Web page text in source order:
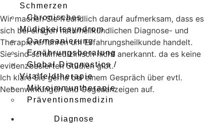
Schmerzen
Chronisches
Müdigkeits­syndrom
Darmsanierung
Ernährungs­beratung
Global Diagnostics /
Vitalfeld­therapie
Mikroimmun­therapie
Präventions­medizin
Diagnose
Wir machen Sie freundlich darauf aufmerksam, dass es
sich bei einigen naturheilkundlichen Diagnose- und
Therapieverfahren um Erfahrungsheilkunde handelt.
Sie sind schulmedizinisch nicht anerkannt. da es keine
evidenzbasierten Studien gibt.
Ich kläre Sie gerne bei einem Gespräch über evtl.
Nebenwirkungen und Gegenanzeigen auf.